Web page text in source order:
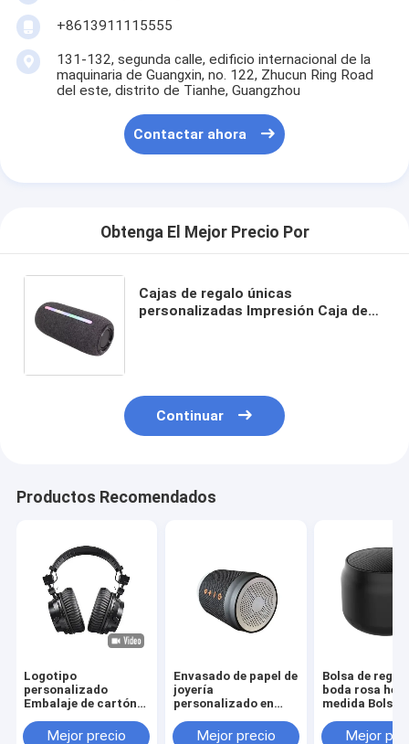
+8613911115555
131-132, segunda calle, edificio internacional de la
maquinaria de Guangxin, no. 122, Zhucun Ring Road
del este, distrito de Tianhe, Guangzhou
Contactar ahora
Obtenga El Mejor Precio Por
Cajas de regalo únicas
personalizadas Impresión Caja de
Continuar
Productos Recomendados
Logotipo
personalizado
Embalaje de cartón
Blanco / Negro / Oro
Mejor precio
Envasado de papel de
joyería
personalizado en
niñas caja de
Mejor precio
Bolsa de
boda rosa
medida Bolsa
de
Mejor